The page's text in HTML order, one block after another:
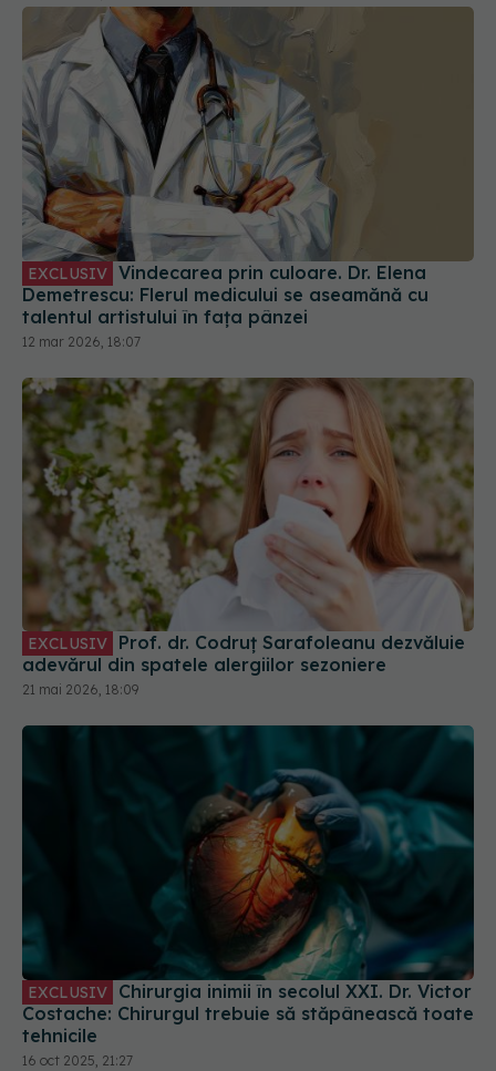
EXCLUSIV
Demetrescu: Flerul medicului se aseamănă cu
talentul artistului în fața pânzei
12 mar 2026, 18:07
EXCLUSIV
adevărul din spatele alergiilor sezoniere
21 mai 2026, 18:09
EXCLUSIV
Costache: Chirurgul trebuie să stăpânească toate
tehnicile
16 oct 2025, 21:27